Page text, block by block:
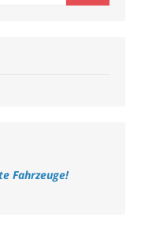
Fahrzeuge!